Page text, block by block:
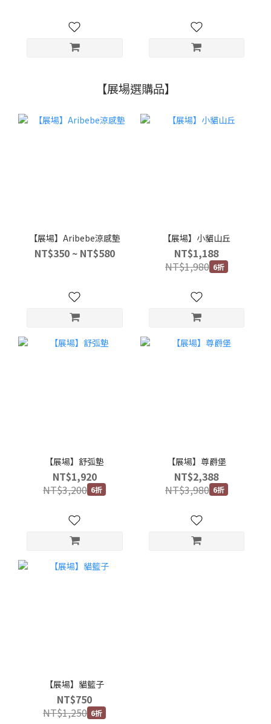
【展場選購品】
【展場】Aribebe涼感墊
NT$350 ~ NT$580
【展場】小貓山丘
NT$1,188
NT$1,980 6折
【展場】舒弧墊
NT$1,920
NT$3,200 6折
【展場】尊爵堡
NT$2,388
NT$3,980 6折
【展場】貓籃子
NT$750
NT$1,250 6折